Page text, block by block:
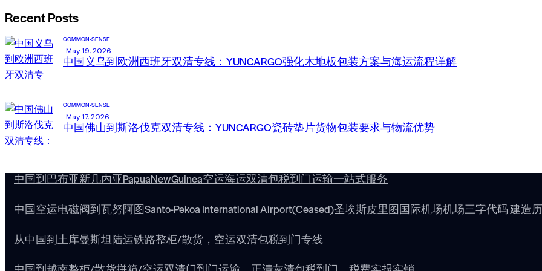
Recent Posts
COMMON-SENSE
May 19, 2026
中国义乌到欧洲西班牙双清专线：YUNCARGO强化木地板包装方案与海运流程详解
COMMON-SENSE
May 17, 2026
中国佛山到斯洛伐克双清专线：YUNCARGO瓷砖垫片货物包装要求与物流优势
中国到巴布亚新几内亚PapuaNewGuinea空运海运双清包税到门运输一站式服务
中国空运电磁阀到瓦努阿图Santo-Pekoa International Airport(Ceased)圣埃斯皮里图国际机场机场三字代码 建造
从中国到土库曼斯坦陆运铁路整柜/散货，空运双清包税到门专线